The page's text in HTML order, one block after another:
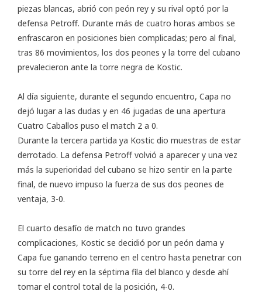
piezas blancas, abrió con peón rey y su rival optó por la
defensa Petroff. Durante más de cuatro horas ambos se
enfrascaron en posiciones bien complicadas; pero al final,
tras 86 movimientos, los dos peones y la torre del cubano
prevalecieron ante la torre negra de Kostic.
Al día siguiente, durante el segundo encuentro, Capa no
dejó lugar a las dudas y en 46 jugadas de una apertura
Cuatro Caballos puso el match 2 a 0.
Durante la tercera partida ya Kostic dio muestras de estar
derrotado. La defensa Petroff volvió a aparecer y una vez
más la superioridad del cubano se hizo sentir en la parte
final, de nuevo impuso la fuerza de sus dos peones de
ventaja, 3-0.
El cuarto desafío de match no tuvo grandes
complicaciones, Kostic se decidió por un peón dama y
Capa fue ganando terreno en el centro hasta penetrar con
su torre del rey en la séptima fila del blanco y desde ahí
tomar el control total de la posición, 4-0.